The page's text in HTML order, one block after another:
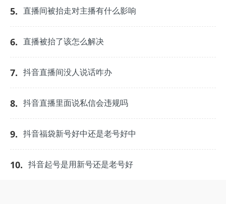
5. 直播间被抬走对主播有什么影响
6. 直播被抬了该怎么解决
7. 抖音直播间没人说话咋办
8. 抖音直播里面说私信会违规吗
9. 抖音福袋新号好中还是老号好中
10. 抖音起号是用新号还是老号好